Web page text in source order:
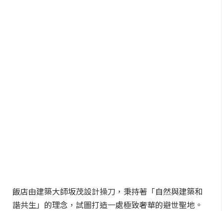
飯店由建築大師坂茂設計操刀，秉持著「自然與建築和
諧共生」的理念，試圖打造一處極致奢華的避世聖地。